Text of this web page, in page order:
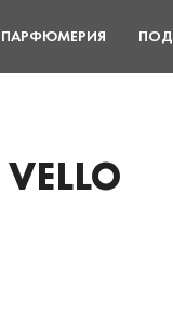
ПАРФЮМЕРИЯ